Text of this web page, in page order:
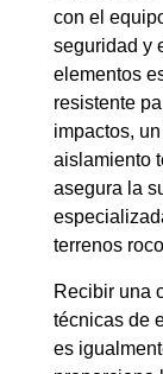
con el
seguridad y
elementos
resistente
impactos,
aislamiento
asegura la
terrenos
Recibir una
técnicas de
es